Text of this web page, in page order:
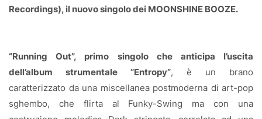
Recordings), il nuovo singolo dei MOONSHINE BOOZE.
“Running Out”, primo singolo che anticipa l’uscita
dell’album strumentale “Entropy”, è un brano
caratterizzato da una miscellanea postmoderna di art-pop
sghembo, che flirta al Funky-Swing ma con una